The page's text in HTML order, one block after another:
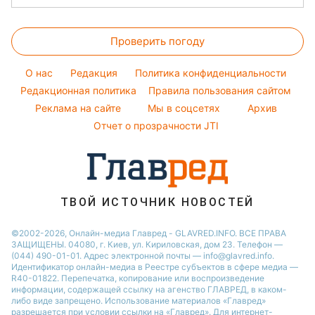
Новости Одессы
Новости Полтавы
Новости Черкассы
Новости Ровно
Новости Запорожья
Праздничное меню
Народные приметы
Все о шоу-бизнесе
Магнитные бури
Погода на сегодня
Погода на завтра
Пылевая буря
Уборка
Комнатные растения
Авто
Проверить погоду
O нас Редакция
Политика конфиденциальности
Редакционная политика
Правила пользования сайтом
Реклама на сайте
Мы в соцсетях
Архив
Отчет о прозрачности JTI
ТВОЙ ИСТОЧНИК НОВОСТЕЙ
©2002-2026, Онлайн-медиа Главред - GLAVRED.INFO. ВСЕ ПРАВА
ЗАЩИЩЕНЫ. 04080, г. Киев, ул. Кириловская, дом 23. Телефон —
(044) 490-01-01. Адрес электронной почты — info@glavred.info.
Идентификатор онлайн-медиа в Реестре cубъектов в сфере медиа —
R40-01822. Перепечатка, копирование или воспроизведение
информации, содержащей ссылку на агенство ГЛАВРЕД, в каком-
либо виде запрещено. Использование материалов «Главред»
разрешается при условии ссылки на «Главред». Для интернет-